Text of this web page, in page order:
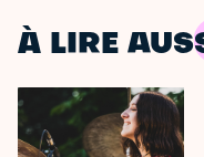
À LIRE